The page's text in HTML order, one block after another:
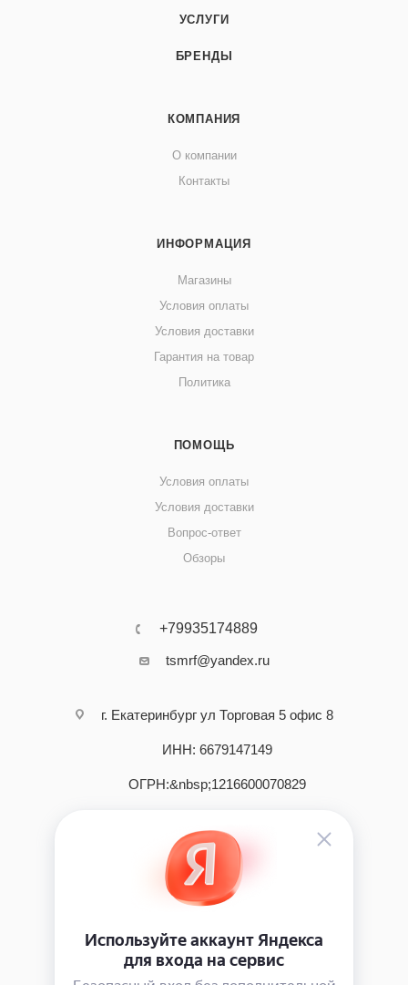
УСЛУГИ
БРЕНДЫ
КОМПАНИЯ
О компании
Контакты
ИНФОРМАЦИЯ
Магазины
Условия оплаты
Условия доставки
Гарантия на товар
Политика
ПОМОЩЬ
Условия оплаты
Условия доставки
Вопрос-ответ
Обзоры
+79935174889
tsmrf@yandex.ru
г. Екатеринбург ул Торговая 5 офис 8
ИНН: 6679147149
ОГРН:&nbsp;1216600070829
2026 © интернет - магазин инструмента